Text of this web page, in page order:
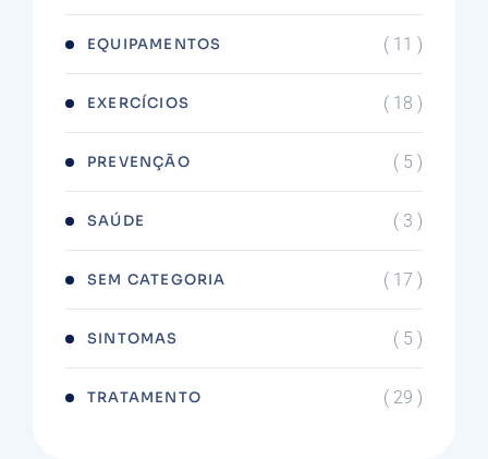
EQUIPAMENTOS ( 11 )
EXERCÍCIOS ( 18 )
PREVENÇÃO ( 5 )
SAÚDE ( 3 )
SEM CATEGORIA ( 17 )
SINTOMAS ( 5 )
TRATAMENTO ( 29 )